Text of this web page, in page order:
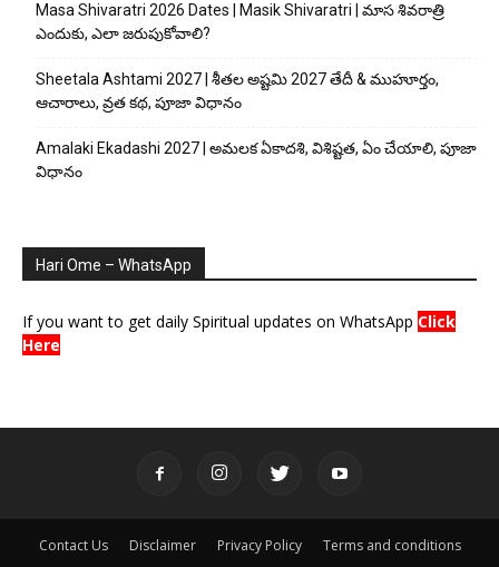
Masa Shivaratri 2026 Dates | Masik Shivaratri | మాస శివరాత్రి
ఎందుకు, ఎలా జరుపుకోవాలి?
Sheetala Ashtami 2027 | శీతల అష్టమి 2027 తేదీ & ముహూర్తం,
ఆచారాలు, వ్రత కథ, పూజా విధానం
Amalaki Ekadashi 2027 | అమలక ఏకాదశి, విశిష్టత, ఏం చేయాలి, పూజా
విధానం
Hari Ome – WhatsApp
If you want to get daily Spiritual updates on WhatsApp Click
Here
Contact Us Disclaimer Privacy Policy Terms and conditions